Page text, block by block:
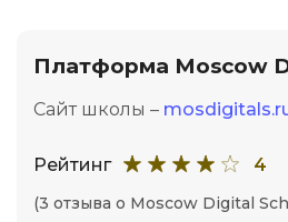
Платформа Moscow
Сайт школы –
Рейтинг 4
(3 отзыва о Moscow Digital